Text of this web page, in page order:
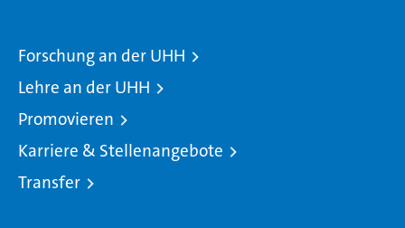
Forschung an der UHH
Lehre an der UHH
Promovieren
Karriere & Stellenangebote
Transfer